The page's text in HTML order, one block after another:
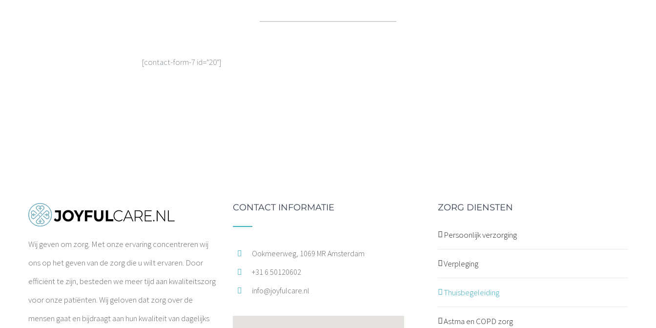
[contact-form-7 id="20"]
Wij geven om zorg. Met onze ervaring concentreren wij
ons op het geven van de zorg die u wilt ervaren. Door
efficiënt te zijn, besteden we meer tijd aan kwaliteitszorg
voor onze patiënten. Wij geloven dat zorg over de
mensen gaat en bijdraagt aan hun kwaliteit van dagelijks
CONTACT INFORMATIE
Ookmeerweg, 1069 MR Amsterdam
+31 6 50120602
info@joyfulcare.nl
ZORG DIENSTEN
Persoonlijk verzorging
Verpleging
Thuisbegeleiding
Astma en COPD zorg